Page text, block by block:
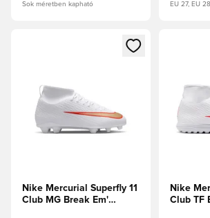
Sok méretben kapható EU 27, EU
Megnyit egy modált a
Nike Mercurial Superfly 11
Club MG Break Em'
Megnyit
Nike
Club TF